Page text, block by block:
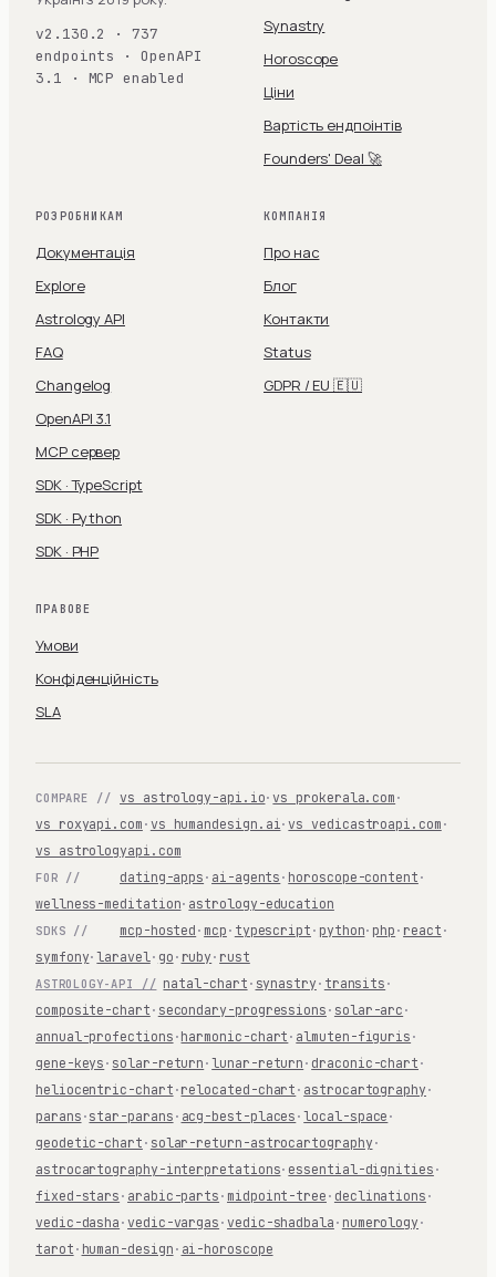
v2.130.2 · 737
endpoints · OpenAPI
3.1 · MCP enabled
Synastry
Horoscope
Ціни
Вартість ендпоінтів
Founders' Deal 🚀
РОЗРОБНИКАМ
Документація
Explore
Astrology API
FAQ
Changelog
OpenAPI 3.1
MCP сервер
SDK · TypeScript
SDK · Python
SDK · PHP
КОМПАНІЯ
Про нас
Блог
Контакти
Status
GDPR / EU 🇪🇺
ПРАВОВЕ
Умови
Конфіденційність
SLA
COMPARE // vs astrology-api.io·vs prokerala.com ·
vs roxyapi.com · vs humandesign.ai ·vs vedicastroapi.com ·
vs astrologyapi.com
FOR // dating-apps · ai-agents · horoscope-content ·
wellness-meditation· astrology-education
SDKS // mcp-hosted · mcp · typescript · python· php · react ·
symfony·laravel · go · ruby · rust
ASTROLOGY-API // natal-chart · synastry · transits ·
composite-chart · secondary-progressions · solar-arc ·
annual-profections · harmonic-chart · almuten-figuris ·
gene-keys · solar-return ·lunar-return · draconic-chart ·
heliocentric-chart · relocated-chart · astrocartography ·
parans · star-parans · acg-best-places ·local-space ·
geodetic-chart · solar-return-astrocartography ·
astrocartography-interpretations· essential-dignities ·
fixed-stars · arabic-parts · midpoint-tree · declinations ·
vedic-dasha ·vedic-vargas ·vedic-shadbala · numerology ·
tarot · human-design · ai-horoscope